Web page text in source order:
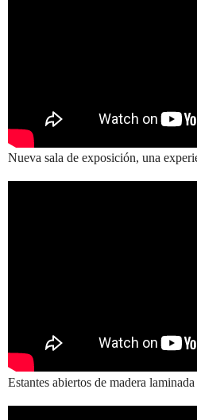
Nueva sala de exposición, una
Estantes abiertos de madera